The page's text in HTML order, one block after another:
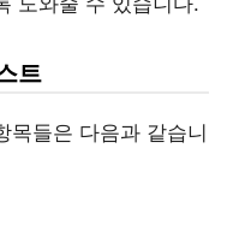
트
목들은 다음과 같습니